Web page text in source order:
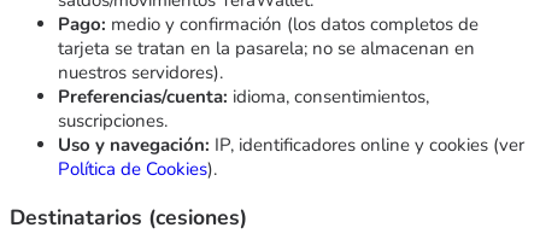
Pago: medio y confirmación (los datos completos de
tarjeta se tratan en la pasarela; no se almacenan en
nuestros servidores).
Preferencias/cuenta: idioma, consentimientos,
suscripciones.
Uso y navegación: IP, identificadores online y cookies (ver
Política de Cookies).
Destinatarios (cesiones)